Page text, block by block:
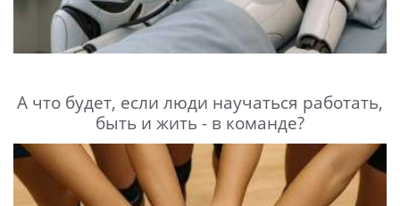
А что будет, если люди научаться работать,
быть и жить - в команде?